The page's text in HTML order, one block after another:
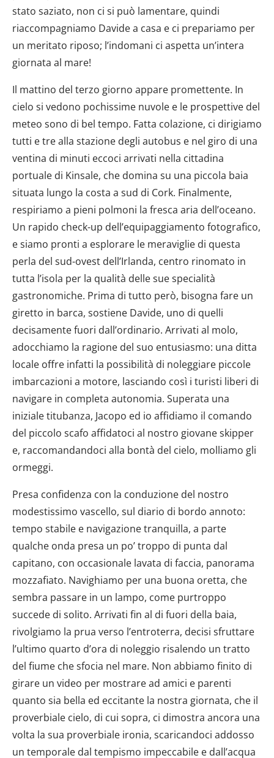
stato saziato, non ci si può lamentare, quindi
riaccompagniamo Davide a casa e ci prepariamo per
un meritato riposo; l’indomani ci aspetta un’intera
giornata al mare!
Il mattino del terzo giorno appare promettente. In
cielo si vedono pochissime nuvole e le prospettive del
meteo sono di bel tempo. Fatta colazione, ci dirigiamo
tutti e tre alla stazione degli autobus e nel giro di una
ventina di minuti eccoci arrivati nella cittadina
portuale di Kinsale, che domina su una piccola baia
situata lungo la costa a sud di Cork. Finalmente,
respiriamo a pieni polmoni la fresca aria dell’oceano.
Un rapido check-up dell’equipaggiamento fotografico,
e siamo pronti a esplorare le meraviglie di questa
perla del sud-ovest dell’Irlanda, centro rinomato in
tutta l’isola per la qualità delle sue specialità
gastronomiche. Prima di tutto però, bisogna fare un
giretto in barca, sostiene Davide, uno di quelli
decisamente fuori dall’ordinario. Arrivati al molo,
adocchiamo la ragione del suo entusiasmo: una ditta
locale offre infatti la possibilità di noleggiare piccole
imbarcazioni a motore, lasciando così i turisti liberi di
navigare in completa autonomia. Superata una
iniziale titubanza, Jacopo ed io affidiamo il comando
del piccolo scafo affidatoci al nostro giovane skipper
e, raccomandandoci alla bontà del cielo, molliamo gli
ormeggi.
Presa confidenza con la conduzione del nostro
modestissimo vascello, sul diario di bordo annoto:
tempo stabile e navigazione tranquilla, a parte
qualche onda presa un po’ troppo di punta dal
capitano, con occasionale lavata di faccia, panorama
mozzafiato. Navighiamo per una buona oretta, che
sembra passare in un lampo, come purtroppo
succede di solito. Arrivati fin al di fuori della baia,
rivolgiamo la prua verso l’entroterra, decisi sfruttare
l’ultimo quarto d’ora di noleggio risalendo un tratto
del fiume che sfocia nel mare. Non abbiamo finito di
girare un video per mostrare ad amici e parenti
quanto sia bella ed eccitante la nostra giornata, che il
proverbiale cielo, di cui sopra, ci dimostra ancora una
volta la sua proverbiale ironia, scaricandoci addosso
un temporale dal tempismo impeccabile e dall’acqua